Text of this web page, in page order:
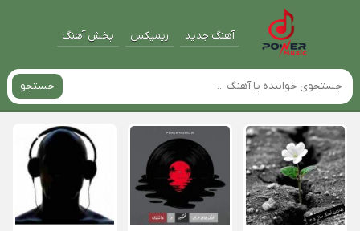
آهنگ جدید ریمیکس پخش آهنگ
جستجو